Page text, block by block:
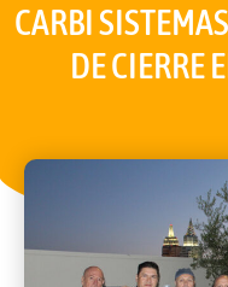
CARBI
DE CIERRE